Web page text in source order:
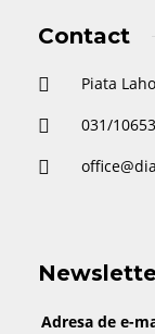
Contact
Piata
031/
Adresa de e-